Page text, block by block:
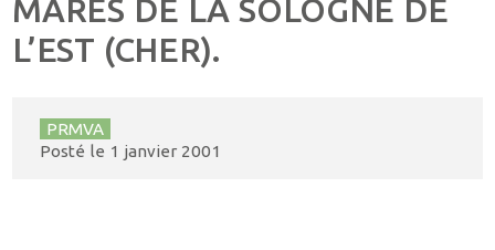
MARES DE LA SOLOGNE DE
L’EST (CHER).
PRMVA
Posté le 1 janvier 2001